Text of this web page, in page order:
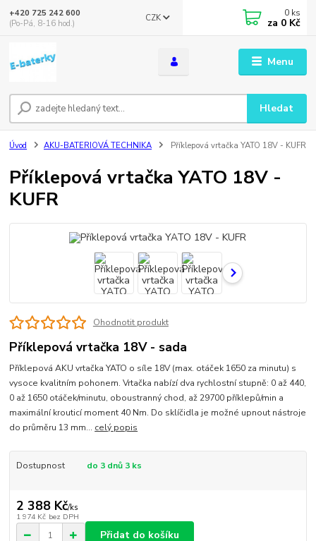
Menu
CZK
Hledat
+420 725 242 600
(Po-Pá, 8-16 hod.)
0 ks
za 0 Kč
Úvod AKU-BATERIOVÁ TECHNIKA Příklepová vrtačka YATO 18V - KUFR
Příklepová vrtačka YATO 18V -
KUFR
Ohodnotit produkt
Příklepová vrtačka 18V - sada
Příklepová AKU vrtačka YATO o síle 18V (max. otáček 1650 za minutu) s
vysoce kvalitním pohonem. Vrtačka nabízí dva rychlostní stupně: 0 až 440,
0 až 1650 otáček/minutu, oboustranný chod, až 29700 příklepů/min a
maximální krouticí moment 40 Nm. Do sklíčidla je možné upnout nástroje
do průměru 13 mm... celý popis
Dostupnost do 3 dnů 3 ks
2 388 Kč/ks
1 974 Kč bez DPH
Přidat do košíku